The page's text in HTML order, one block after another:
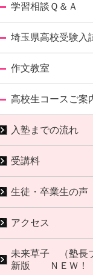
学習相談Ｑ＆Ａ
埼玉県高校受験入
作文教室
高校生コースご案
入塾までの流れ
受講料
生徒・卒業生の声
アクセス
未来草子 （塾長
新版 ＮＥＷ！